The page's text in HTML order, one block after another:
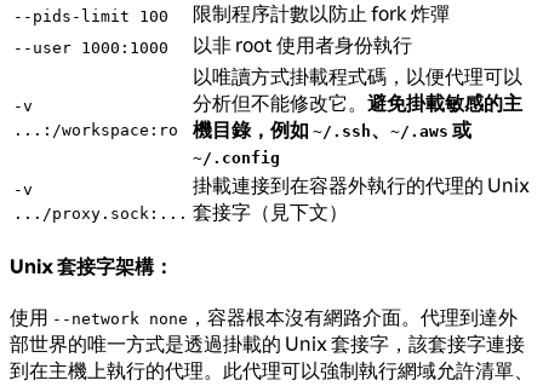
--pids-limit 100 限制程序計數以防止 fork 炸彈
--user 1000:1000 以非 root 使用者身份執行
-v
...:/workspace:ro
以唯讀方式掛載程式碼，以便代理可以
分析但不能修改它。 避免掛載敏感的主
機目錄，例如 ~/.ssh、 ~/.aws 或
~/.config
-v
.../proxy.sock:...
掛載連接到在容器外執行的代理的 Unix
套接字（見下文）
Unix 套接字架構：
使用 --network none ，容器根本沒有網路介面。代理到達外
部世界的唯一方式是透過掛載的 Unix 套接字，該套接字連接
到在主機上執行的代理。此代理可以強制執行網域允許清單、